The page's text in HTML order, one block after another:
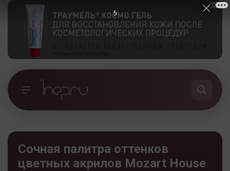
Сочная палитра оттенков
цветных акрилов Mozart House
5